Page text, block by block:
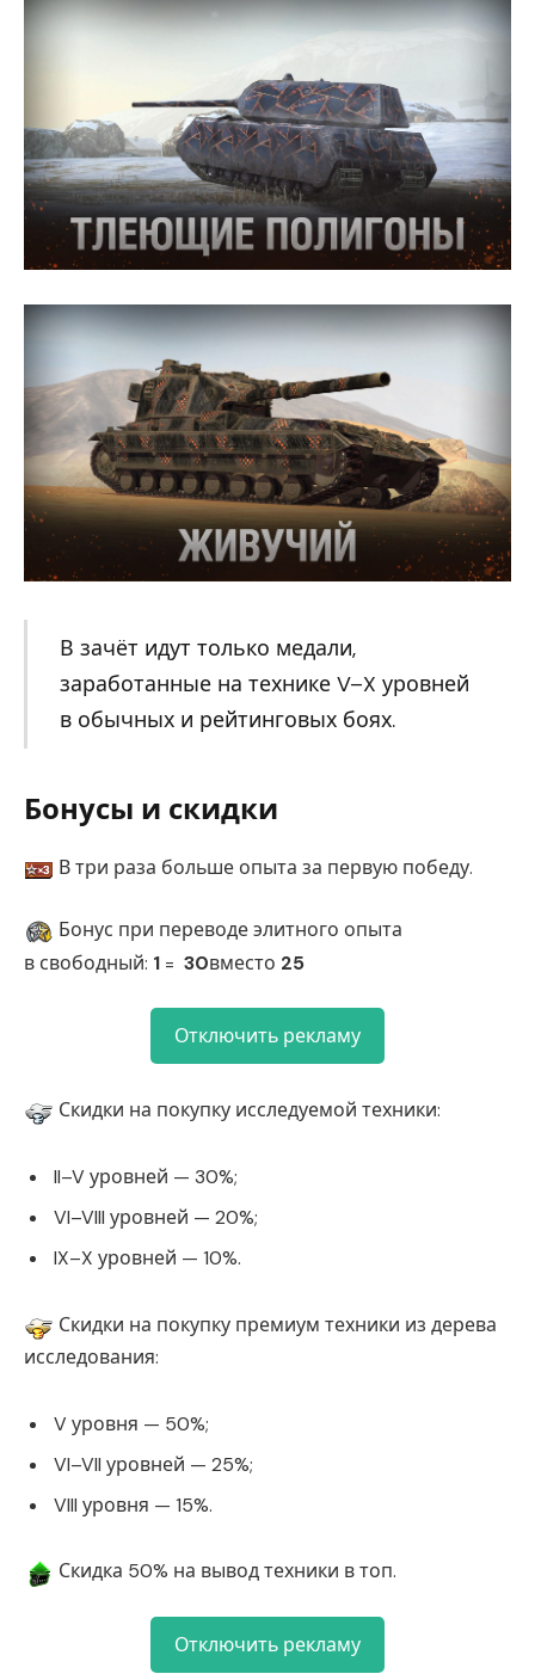
В зачёт идут только медали,
заработанные на технике V–X уровней
в обычных и рейтинговых боях.
Бонусы и скидки
В три раза больше опыта за первую победу.
Бонус при переводе элитного опыта
в свободный: 1 = 30вместо 25
Отключить рекламу
Скидки на покупку исследуемой техники:
II–V уровней — 30%;
VI–VIII уровней — 20%;
IX–X уровней — 10%.
Скидки на покупку премиум техники из дерева
исследования:
V уровня — 50%;
VI–VII уровней — 25%;
VIII уровня — 15%.
Скидка 50% на вывод техники в топ.
Отключить рекламу